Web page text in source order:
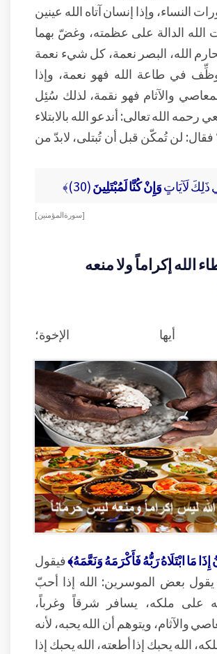
النساء، وإذا إنسان آتاه الله عينين
الله الدالة على عظمته، وغضّ بهما
الله، البصر نعمة، كل شيء نعمة
في طاعة الله فهو نعمة، وإذا
والآثام فهو نقمة، لذلك سُئِل
رحمه الله تعالى: أندعو الله بالابتلاء
فقال: لن تُمكّن قبل أن تُبتلى، لابدّ من
ذَلِكَ لَآيَاتٍوَإِنْ كُنَّا لَمُبْتَلِينَ(30)﴾
[ سورة المؤمنين ]
الله إكراماً ولا منعه
الإخوة؛
إِذَا مَا ابْتَلَاهُ رَبُّهُ فَأَكْرَمَهُ وَنَعَّمَهُ﴾فيقول
يقول بعض الموسرين: الله إذا أحبّ
على ملكه، يسافر شرقاً وغرباً،
والآثام، ويتوهم أن الله يحبه، لأنه
الله يحبك إذا أطعته، الله يحبك إذا